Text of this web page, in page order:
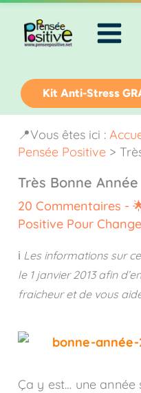
contenu
Kit Anti-Stress
📍Vous êtes ici :
Pensée Positive>
Très Bonne Année
20 Commentaires -
Positive Pour
ℹ️ Les informations sur
le 1 janvier 2013afin
fraicheur et de vous
Ça y est… une